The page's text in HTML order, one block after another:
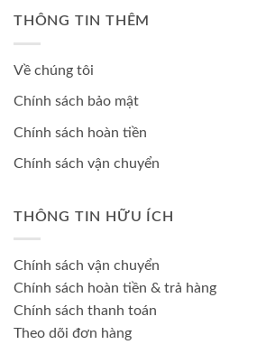
THÔNG TIN THÊM
Về chúng tôi
Chính sách bảo mật
Chính sách hoàn tiền
Chính sách vận chuyển
THÔNG TIN HỮU ÍCH
Chính sách vận chuyển
Chính sách hoàn tiền & trả hàng
Chính sách thanh toán
Theo dõi đơn hàng